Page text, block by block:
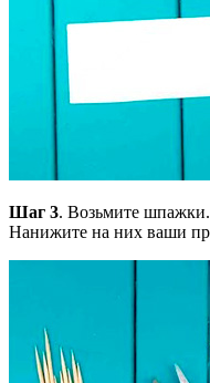
Шаг 3. Возьмите
Нанижите на них ваши